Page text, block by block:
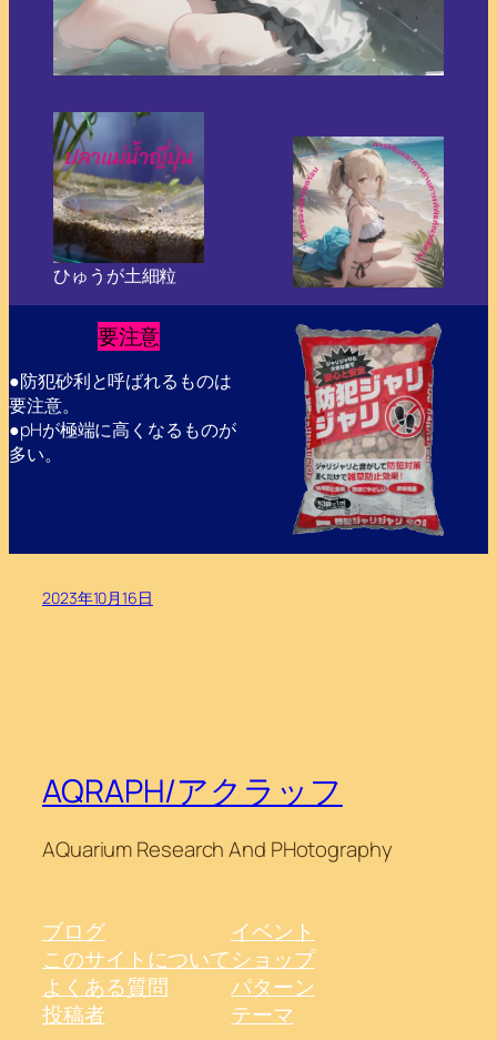
ひゅうが土細粒
要注意
●防犯砂利と呼ばれるものは
要注意。
●pHが極端に高くなるものが
多い。
2023年10月16日
AQRAPH/アクラッフ
AQuarium Research And PHotography
ブログ
このサイトについて
よくある質問
投稿者
イベント
ショップ
パターン
テーマ